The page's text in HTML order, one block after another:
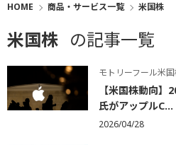
HOME 商品・サービス一覧 米国株
米国株 の記事一覧
モトリーフール米
【米国株動向
氏がアップルC...
2026/04/28